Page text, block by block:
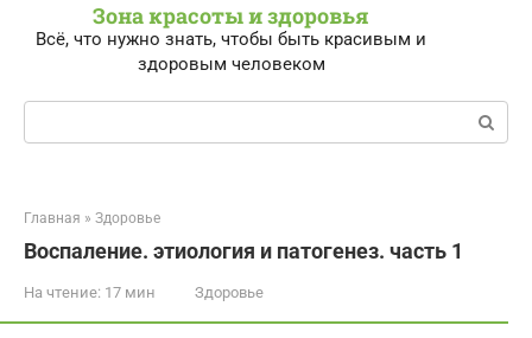
Зона красоты и здоровья
Всё, что нужно знать, чтобы быть красивым и
здоровым человеком
Поиск:
Главная » Здоровье
Воспаление. этиология и патогенез. часть 1
На чтение: 17 мин Здоровье